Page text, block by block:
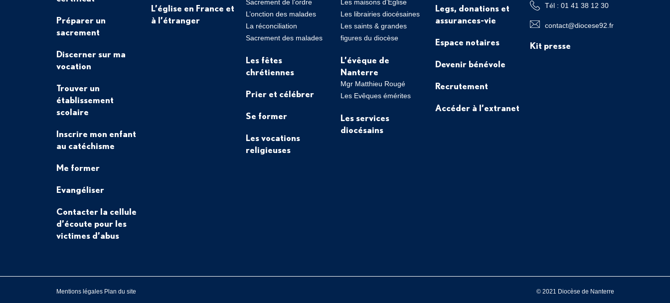
Préparer un
sacrement
Discerner sur ma
vocation
Trouver un
établissement
scolaire
Inscrire mon enfant
au catéchisme
Me former
Evangéliser
Contacter la cellule
d’écoute pour les
victimes d’abus
L’église en France et
à l’étranger
Sacrement de l’ordre
L’onction des malades
La réconciliation
Sacrement des malades
Les fêtes
chrétiennes
Prier et célébrer
Se former
Les vocations
religieuses
Les maisons d’Église
Les librairies diocésaines
Les saints & grandes
figures du diocèse
L’évêque de
Nanterre
Mgr Matthieu Rougé
Les Evêques émérites
Les services
diocésains
Legs, donations et
assurances-vie
Espace notaires
Devenir bénévole
Recrutement
Accéder à l’extranet
Tél : 01 41 38 12 30
contact@diocese92.fr
Kit presse
Mentions légales Plan du site © 2021 Diocèse de Nanterre